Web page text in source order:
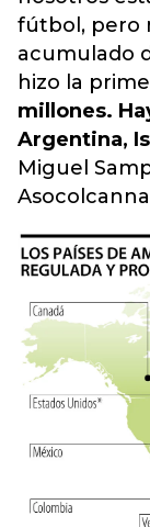
fútbol, pero
acumulado
hizo la
millones.
Argentina,
Miguel